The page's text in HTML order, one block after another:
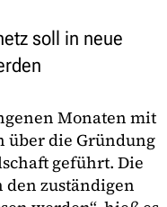
soll in neue
Monaten mit
über die Gründung
geführt. Die
den zuständigen